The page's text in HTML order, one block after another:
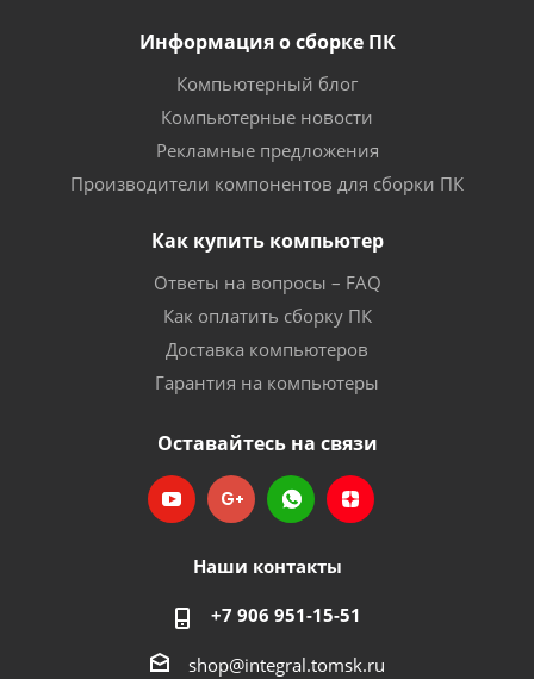
Информация о сборке ПК
Компьютерный блог
Компьютерные новости
Рекламные предложения
Производители компонентов для сборки ПК
Как купить компьютер
Ответы на вопросы – FAQ
Как оплатить сборку ПК
Доставка компьютеров
Гарантия на компьютеры
Оставайтесь на связи
Наши контакты
+7 906 951-15-51
shop@integral.tomsk.ru